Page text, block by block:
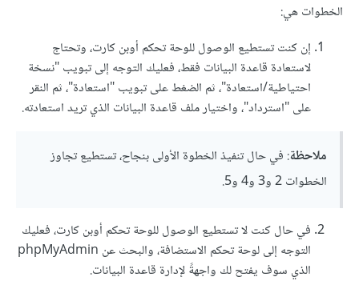
الخطوات هي:
إن كنت تستطيع الوصول للوحة تحكم أوبن كارت، وتحتاج
لاستعادة قاعدة البيانات فقط، فعليك التوجه إلى تبويب "نسخة
احتياطية/استعادة"، ثم الضغط على تبويب "استعادة"، ثم النقر
على "استرداد"، واختيار ملف قاعدة البيانات الذي تريد استعادته.
ملاحظة: في حال تنفيذ الخطوة الأولى بنجاح، تستطيع تجاوز
الخطوات 2 و3 و4 و5.
في حال كنت لا تستطيع الوصول للوحة تحكم أوبن كارت، فعليك
التوجه إلى لوحة تحكم الاستضافة، والبحث عن phpMyAdmin
الذي سوف يفتح لك واجهةً لإدارة قاعدة البيانات.